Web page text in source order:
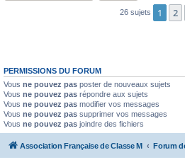
26 sujets 1 2
PERMISSIONS DU FORUM
Vous ne pouvez pas poster de nouveaux sujets
Vous ne pouvez pas répondre aux sujets
Vous ne pouvez pas modifier vos messages
Vous ne pouvez pas supprimer vos messages
Vous ne pouvez pas joindre des fichiers
Association Française de Classe M